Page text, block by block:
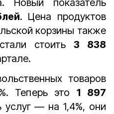
Новый показатель
. Цена продуктов
корзины также
стоить 3 838
товаров
Теперь это1 897
услуг — на 1,4%, они